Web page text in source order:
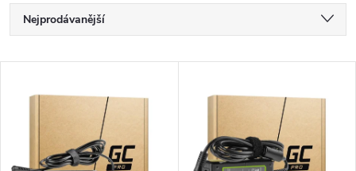
Ř
a
Nejprodávanější
p